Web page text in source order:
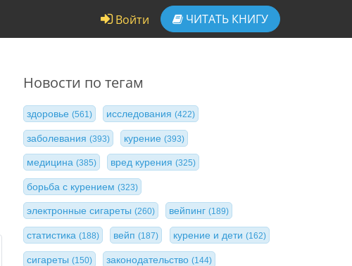
Войти ЧИТАТЬ КНИГУ
Новости по тегам
здоровье (561) исследования(422)
заболевания (393) курение(393)
медицина (385) вред курения(325)
борьба с курением (323)
электронные сигареты (260) вейпинг(189)
статистика (188) вейп(187) курение и дети (162)
сигареты (150) законодательство(144)